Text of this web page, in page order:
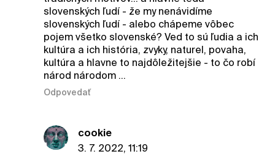
slovenských ľudí - že my nenávidíme
slovenských ľudí - alebo chápeme vôbec
pojem všetko slovenské? Ved to sú ľudia a ich
kultúra a ich história, zvyky, naturel, povaha,
kultúra a hlavne to najdôležitejšie - to čo robí
národ národom ...
Odpovedať
cookie
3. 7. 2022, 11:19